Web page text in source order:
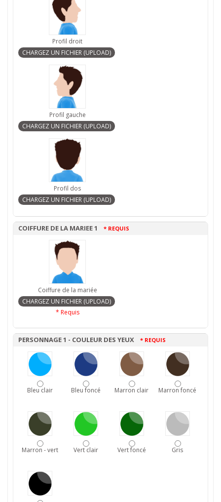
Profil droit
Profil gauche
Profil dos
COIFFURE DE LA MARIEE 1 * REQUIS
Coiffure de la mariée
* Requis
PERSONNAGE 1 - COULEUR DES YEUX * REQUIS
Bleu clair Bleu foncé Marron clair Marron foncé
Marron - vert Vert clair Vert foncé Gris